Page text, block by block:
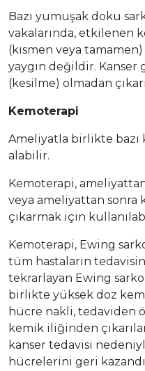
Bazı yumuşak doku
vakalarında, etkilenen
(kısmen veya
yaygın değildir.
(kesilme) olmadan
Kemoterapi
Ameliyatla birlikte bazı
alabilir.
Kemoterapi,
veya ameliyattan sonra
çıkarmak için
Kemoterapi, Ewing
tüm hastaların
tekrarlayan Ewing
birlikte yüksek doz
hücre nakli, tedaviden
kemik iliğinden
kanser tedavisi
hücrelerini geri